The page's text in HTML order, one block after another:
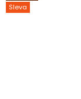
Sleva